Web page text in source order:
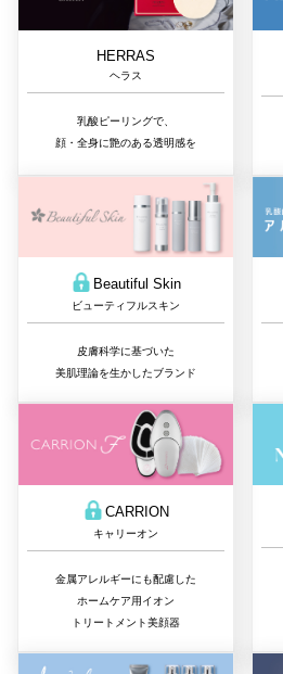
HERRAS
ヘラス
乳酸ピーリングで、
顔・全身に艶のある透明感を
Beautiful Skin
ビューティフルスキン
皮膚科学に基づいた
美肌理論を生かしたブランド
CARRION
キャリーオン
金属アレルギーにも配慮した
ホームケア用イオン
トリートメント美顔器